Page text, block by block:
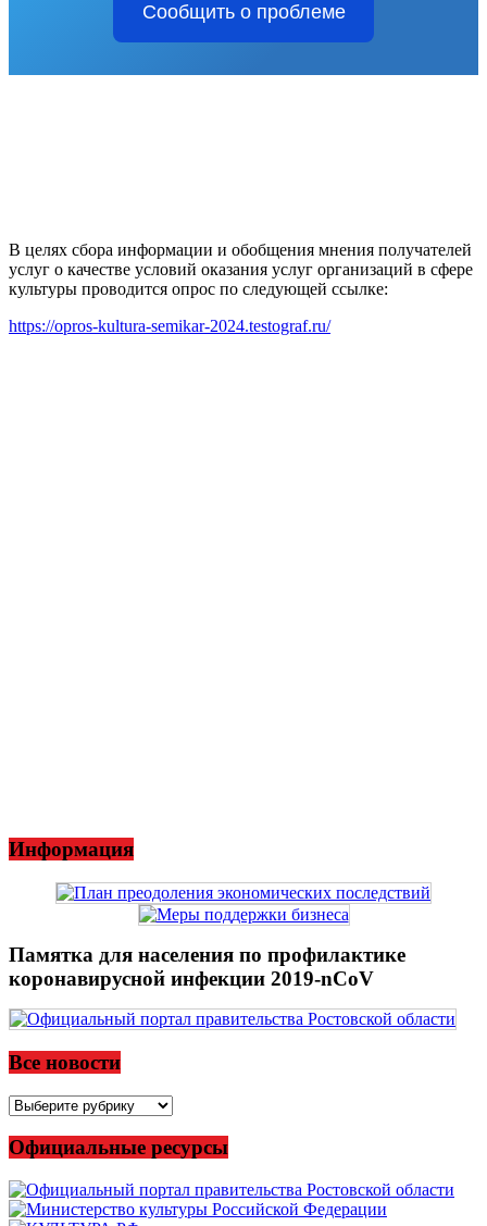
Сообщить о проблеме
В целях сбора информации и обобщения мнения получателей
услуг о качестве условий оказания услуг организаций в сфере
культуры проводится опрос по следующей ссылке:
https://opros-kultura-semikar-2024.testograf.ru/
Информация
Памятка для населения по профилактике
коронавирусной инфекции 2019-nCoV
Все новости
Все
Официальные ресурсы